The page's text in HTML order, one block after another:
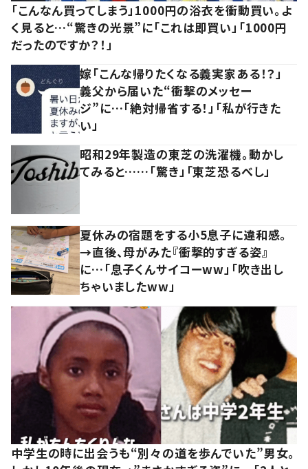
「こんなん買ってしまう」1000円の浴衣を衝動買い。よ
く見ると…“驚きの光景”に「これは即買い」「1000円
だったのですか？！」
嫁「こんな帰りたくなる義実家ある！？」
義父から届いた“衝撃のメッセー
ジ”に…「絶対帰省する！」「私が行きた
い」
昭和29年製造の東芝の洗濯機。動かし
てみると……「驚き」「東芝恐るべし」
夏休みの宿題をする小5息子に違和感。
→直後、母がみた『衝撃的すぎる姿』
に…「息子くんサイコーww」「吹き出し
ちゃいましたww」
中学生の時に出会うも“別々の道を歩んでいた”男女。